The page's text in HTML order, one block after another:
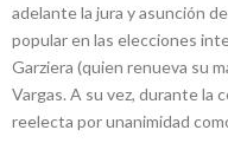
adelante la jura y asunción
popular en las elecciones
Garziera (quien renueva su
Vargas. A su vez, durante la
reelecta por unanimidad